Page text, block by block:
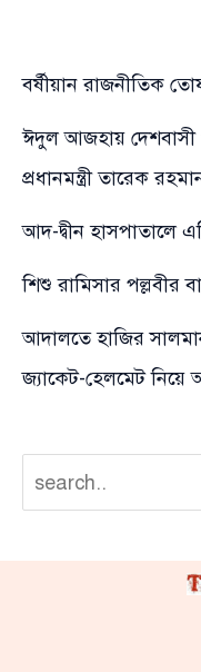
বর্ষীয়ান রাজনীতিক
ঈদুল আজহায় দেশবাসী
প্রধানমন্ত্রী তারেক
আদ-দ্বীন হাসপাতালে
শিশু রামিসার পল্লবীর
আদালতে হাজির
জ্যাকেট-হেলমেট নিয়ে
Search